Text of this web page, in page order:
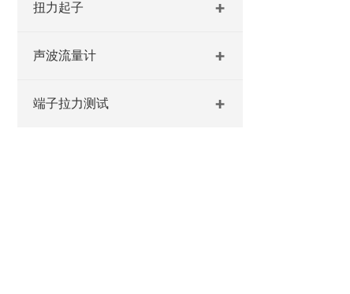
扭力起子
声波流量计
端子拉力测试